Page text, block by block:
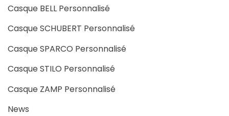
Casque BELL Personnalisé
Casque SCHUBERT Personnalisé
Casque SPARCO Personnalisé
Casque STILO Personnalisé
Casque ZAMP Personnalisé
News